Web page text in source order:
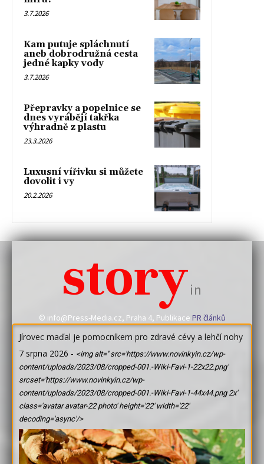
3.7.2026
Kam putuje spláchnutí
aneb dobrodružná cesta
jedné kapky vody
3.7.2026
Přepravky a popelnice se
dnes vyrábějí takřka
výhradně z plastu
23.3.2026
Luxusní vířivku si můžete
dovolit i vy
20.2.2026
storyin
© info@Press-Media.cz, Praha 4, Publikace PR článků
Jírovec maďal je pomocníkem pro zdravé cévy a lehčí nohy
7 srpna 2026 - <img alt='' src='https://www.novinkyin.cz/wp-
content/uploads/2023/08/cropped-001.-Wiki-Favi-1-22x22.png'
srcset='https://www.novinkyin.cz/wp-
content/uploads/2023/08/cropped-001.-Wiki-Favi-1-44x44.png 2x'
class='avatar avatar-22 photo' height='22' width='22'
decoding='async'/>